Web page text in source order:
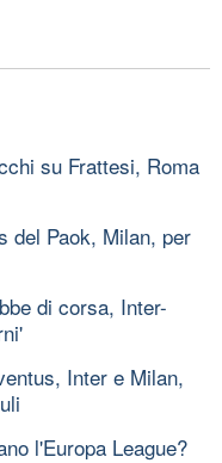
su Frattesi, Roma
del Paok, Milan, per
di corsa, Inter-
Inter e Milan,
l'Europa League?